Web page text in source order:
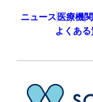
ニュース医療機
よくあ